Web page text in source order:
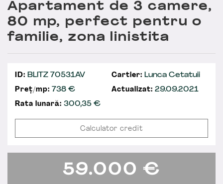
Apartament de 3 camere,
80 mp, perfect pentru o
familie, zona linistita
ID: BLITZ 70531AV Cartier: Lunca Cetatuii
Preț/mp: 738 € Actualizat: 29.09.2021
Rata lunară: 300,35€
Calculator credit
59.000 €